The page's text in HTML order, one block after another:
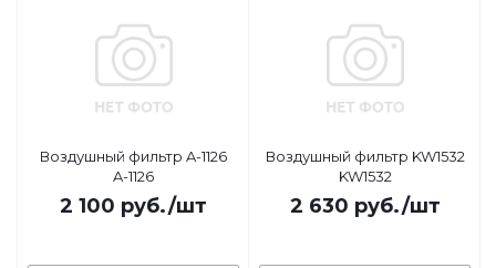
Воздушный фильтр A-1126
A-1126
2 100 руб./шт
Воздушный фильтр KW1532
KW1532
2 630 руб./шт